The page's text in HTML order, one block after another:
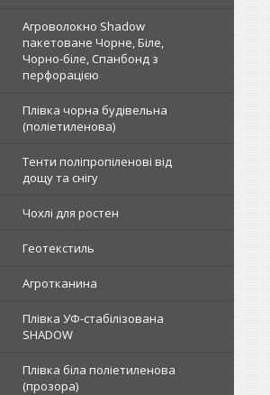
Агроволокно Shadow
пакетоване Чорне, Біле,
Чорно-біле, Спанбонд з
перфорацією
Плівка чорна будівельна
(поліетиленова)
Тенти поліпропіленові від
дощу та снігу
Чохлі для ростен
Геотекстиль
Агротканина
Плівка УФ-стабілізована
SHADOW
Плівка біла поліетиленова
(прозора)